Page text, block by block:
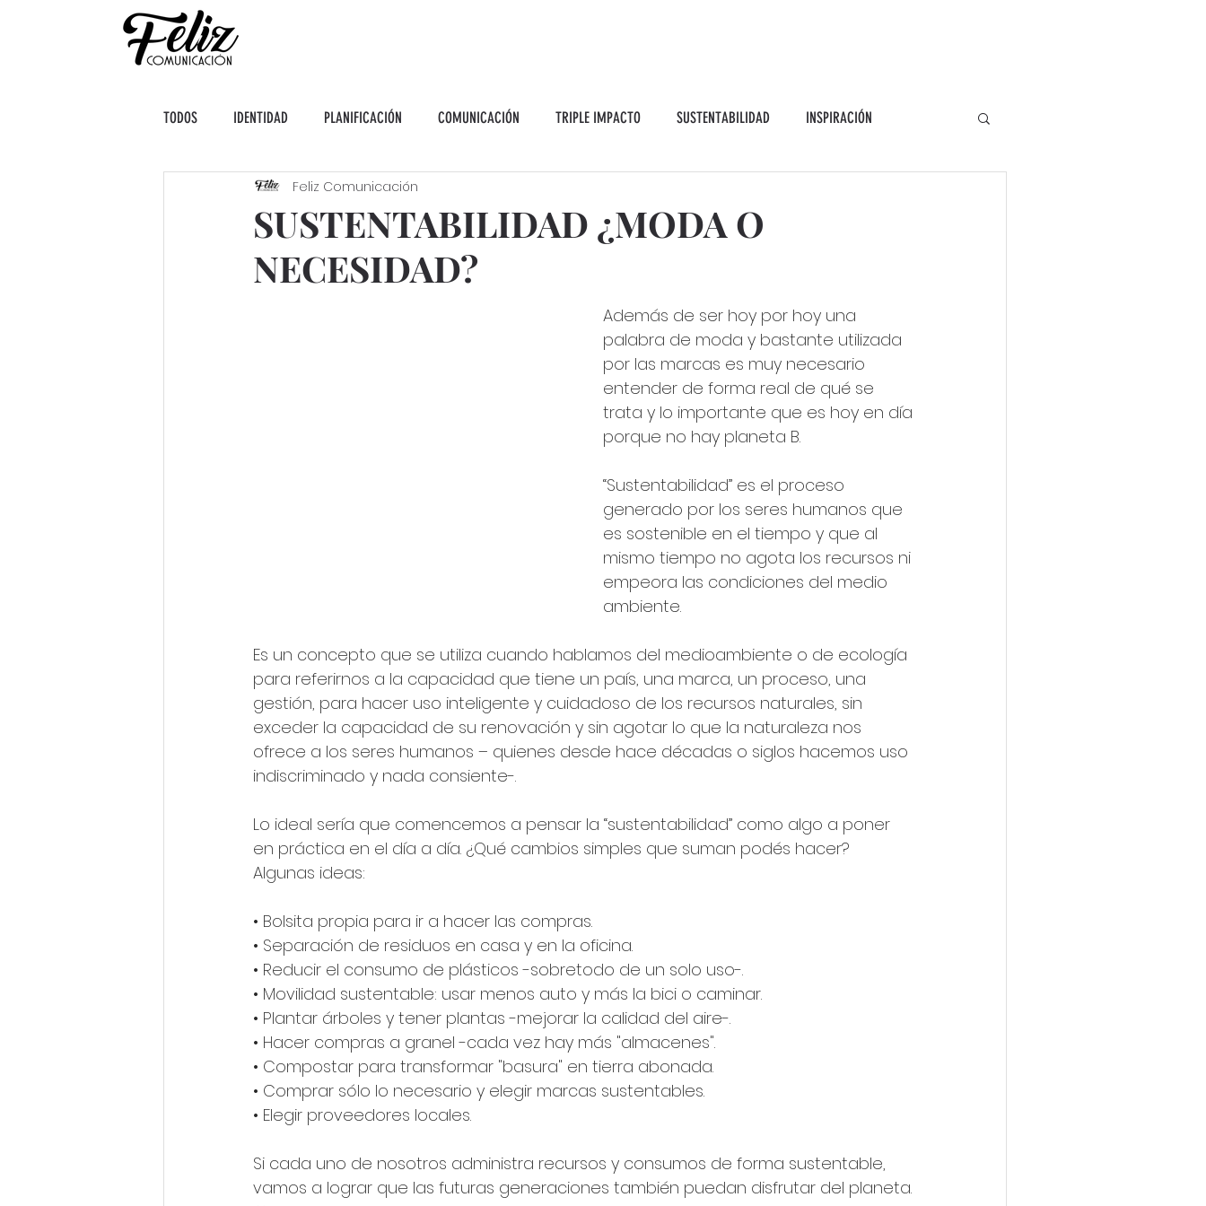
TODOS IDENTIDAD PLANIFICACIÓN COMUNICACIÓN TRIPLE IMPACTO SUSTENTABILIDAD INSPIRACIÓN
SUSTENTABILIDAD ¿MODA O
NECESIDAD?
Feliz Comunicación
Además de ser hoy por hoy una
palabra de moda y bastante utilizada
por las marcas es muy necesario
entender de forma real de qué se
trata y lo importante que es hoy en día
porque no hay planeta B.
“Sustentabilidad” es el proceso
generado por los seres humanos que
es sostenible en el tiempo y que al
mismo tiempo no agota los recursos ni
empeora las condiciones del medio
ambiente.
Es un concepto que se utiliza cuando hablamos del medioambiente o de ecología
para referirnos a la capacidad que tiene un país, una marca, un proceso, una
gestión, para hacer uso inteligente y cuidadoso de los recursos naturales, sin
exceder la capacidad de su renovación y sin agotar lo que la naturaleza nos
ofrece a los seres humanos – quienes desde hace décadas o siglos hacemos uso
indiscriminado y nada consiente-.
Lo ideal sería que comencemos a pensar la “sustentabilidad” como algo a poner
en práctica en el día a día. ¿Qué cambios simples que suman podés hacer?
Algunas ideas:
• Bolsita propia para ir a hacer las compras.
• Separación de residuos en casa y en la oficina.
• Reducir el consumo de plásticos -sobretodo de un solo uso-.
• Movilidad sustentable: usar menos auto y más la bici o caminar.
• Plantar árboles y tener plantas -mejorar la calidad del aire-.
• Hacer compras a granel -cada vez hay más "almacenes".
• Compostar para transformar "basura" en tierra abonada.
• Comprar sólo lo necesario y elegir marcas sustentables.
• Elegir proveedores locales.
Si cada uno de nosotros administra recursos y consumos de forma sustentable,
vamos a lograr que las futuras generaciones también puedan disfrutar del planeta.